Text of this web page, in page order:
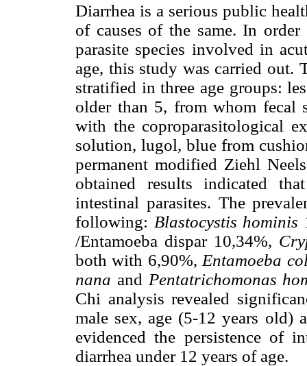
Diarrhea is a serious public
of causes of the same. In
parasite species involved in
age, this study was carried out.
stratified in three age groups:
older than 5, from whom fecal
with the coproparasitological
solution, lugol, blue from
permanent modified Ziehl
obtained results indicated
intestinal parasites. The
following: Blastocystis hominis
/Entamoeba dispar 10,34%,
both with 6,90%, Entamoeba
nana and Pentatrichomonas
Chi analysis revealed
male sex, age (5-12 years old)
evidenced the persistence of
diarrhea under 12 years of age.